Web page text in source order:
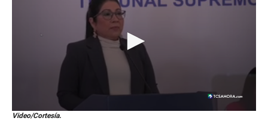
0Video/Cortesía.